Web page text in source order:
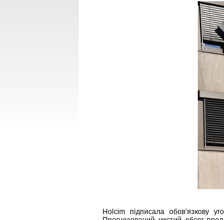
Holcim підписала обов’язкову